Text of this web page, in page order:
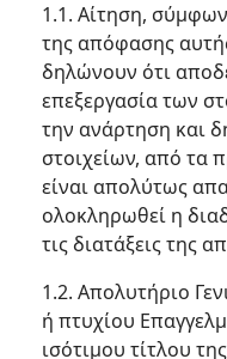
1.1. Αίτηση,
της απόφασης
δηλώνουν ότι
επεξεργασία των
την ανάρτηση και
στοιχείων, από τα
είναι απολύτως
ολοκληρωθεί η
τις διατάξεις της
1.2. Απολυτήριο
ή πτυχίου
ισότιμου τίτλου